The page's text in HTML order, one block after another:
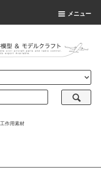
メニュー
工作用素材